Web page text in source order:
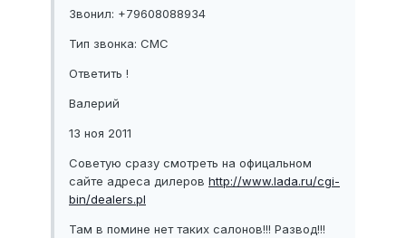
Звонил: +79608088934
Тип звонка: СМС
Ответить !
Валерий
13 ноя 2011
Советую сразу смотреть на офицальном
сайте адреса дилеров http://www.lada.ru/cgi-
bin/dealers.pl
Там в помине нет таких салонов!!! Развод!!!